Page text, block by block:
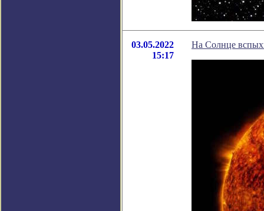
03.05.2022
15:17
На Солнце